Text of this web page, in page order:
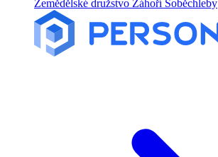
Zemědělské družstvo Záhoří Soběchleby